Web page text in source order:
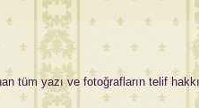
tüm yazı ve fotoğrafların telif